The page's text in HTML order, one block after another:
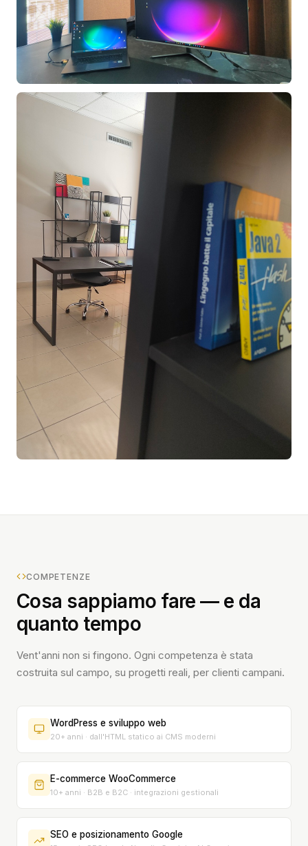
COMPETENZE
Cosa sappiamo fare — e da
quanto tempo
Vent'anni non si fingono. Ogni competenza è stata
costruita sul campo, su progetti reali, per clienti campani.
WordPress e sviluppo web
20+ anni · dall'HTML statico ai CMS moderni
E-commerce WooCommerce
10+ anni · B2B e B2C · integrazioni gestionali
SEO e posizionamento Google